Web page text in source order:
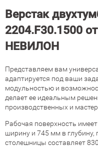
Верстак
2204.F30.1500
НЕВИЛОН
Представляем вам
адаптируется под ваши
модульностью и
делает ее идеальным
производственных и
Рабочая поверхность
ширину и 745 мм в глубину,
столешницы составляет